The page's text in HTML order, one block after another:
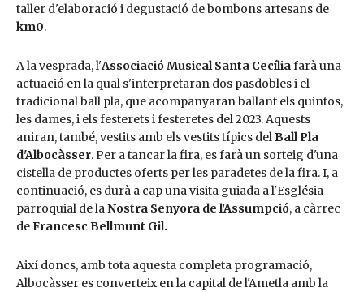
taller d'elaboració i degustació de bombons artesans de
km0.
A la vesprada, l'Associació Musical Santa Cecíliafarà una
actuació en la qual s'interpretaran dos pasdobles i el
tradicional ball pla, que acompanyaran ballant els quintos,
les dames, i els festerets i festeretes del 2023. Aquests
aniran, també, vestits amb els vestits típics delBall Pla
d'Albocàsser. Per a tancar la fira, es farà un sorteig d'una
cistella de productes oferts per les paradetes de la fira. I, a
continuació, es durà a cap una visita guiada a l'Església
parroquial de laNostra Senyora de l'Assumpció, a càrrec
deFrancesc Bellmunt Gil.
Així doncs, amb tota aquesta completa programació,
Albocàsser es converteix en la capital de l'Ametla amb la